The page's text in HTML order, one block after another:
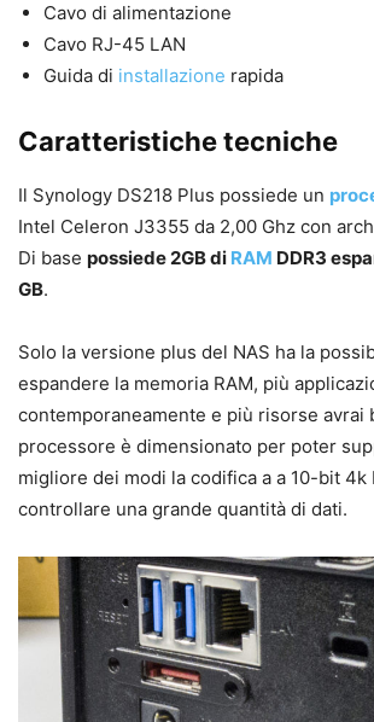
Cavo di alimentazione
Cavo RJ-45 LAN
Guida di installazione rapida
Caratteristiche tecniche
Il Synology DS218 Plus possiede un
Intel Celeron J3355 da 2,00 Ghz con
Di base possiede 2GB di RAM DDR3
GB.
Solo la versione plus del NAS ha la
espandere la memoria RAM, più
contemporaneamente e più risorse avrai
processore è dimensionato per poter
migliore dei modi la codifica a a 10-bit 4k
controllare una grande quantità di dati.